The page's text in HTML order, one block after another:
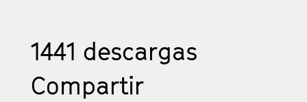
1441 descargas
Compartir